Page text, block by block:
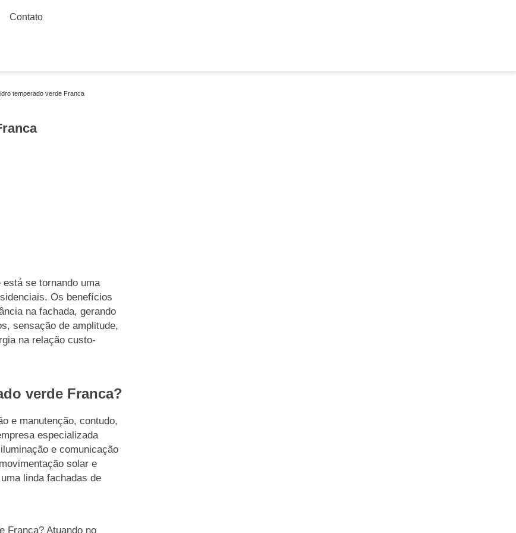
Contato
temperado verde Franca
se tornando uma
Os benefícios
na fachada, gerando
sensação de amplitude,
na relação custo-
verde Franca?
e manutenção, contudo,
especializada
e comunicação
solar e
linda fachadas de
Franca? Atuando no